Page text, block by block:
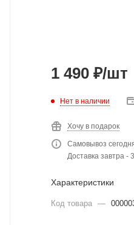
1 490 ₽/шт
Нет в наличии
Хочу в подарок
Самовывоз
Доставка завтра -
Характеристики
Код товара —